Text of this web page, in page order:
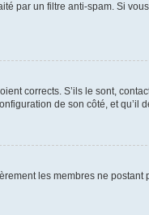
par un filtre anti-spam. Si
corrects. S’ils le sont,
de son côté, et qu’il
les membres ne